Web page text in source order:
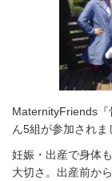
MaternityFriends『
ん5組が参加されま
妊娠・出産で身体
大切さ。出産前か